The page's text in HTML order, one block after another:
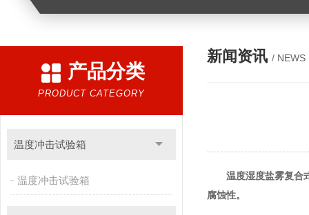
产品分类
PRODUCT CATEGORY
温度冲击试验箱
温度冲击试验箱
新闻资讯 / NEWS
温度湿度盐雾复合
腐蚀性。